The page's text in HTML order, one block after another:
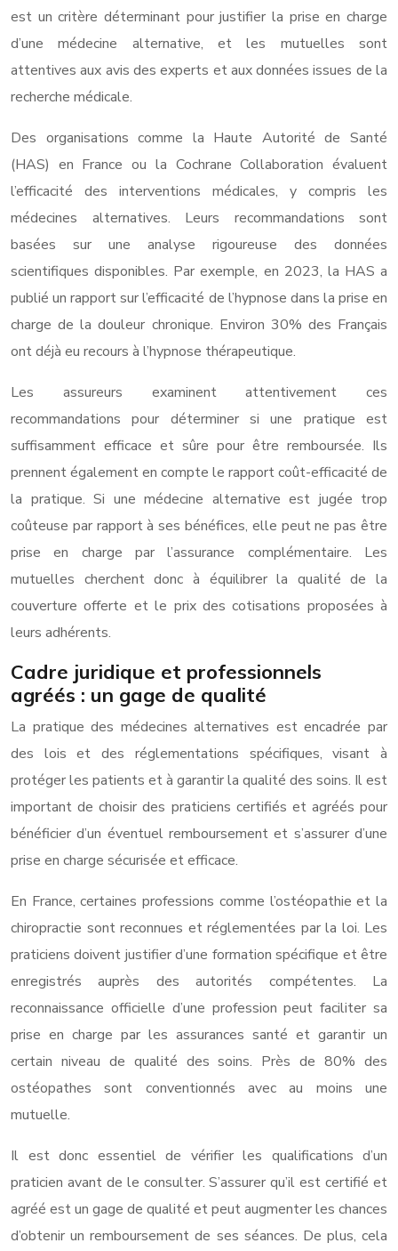
est un critère déterminant pour justifier la prise en charge
d’une médecine alternative, et les mutuelles sont
attentives aux avis des experts et aux données issues de la
recherche médicale.
Des organisations comme la Haute Autorité de Santé
(HAS) en France ou la Cochrane Collaboration évaluent
l’efficacité des interventions médicales, y compris les
médecines alternatives. Leurs recommandations sont
basées sur une analyse rigoureuse des données
scientifiques disponibles. Par exemple, en 2023, la HAS a
publié un rapport sur l’efficacité de l’hypnose dans la prise en
charge de la douleur chronique. Environ 30% des Français
ont déjà eu recours à l’hypnose thérapeutique.
Les assureurs examinent attentivement ces
recommandations pour déterminer si une pratique est
suffisamment efficace et sûre pour être remboursée. Ils
prennent également en compte le rapport coût-efficacité de
la pratique. Si une médecine alternative est jugée trop
coûteuse par rapport à ses bénéfices, elle peut ne pas être
prise en charge par l’assurance complémentaire. Les
mutuelles cherchent donc à équilibrer la qualité de la
couverture offerte et le prix des cotisations proposées à
leurs adhérents.
Cadre juridique et professionnels
agréés : un gage de qualité
La pratique des médecines alternatives est encadrée par
des lois et des réglementations spécifiques, visant à
protéger les patients et à garantir la qualité des soins. Il est
important de choisir des praticiens certifiés et agréés pour
bénéficier d’un éventuel remboursement et s’assurer d’une
prise en charge sécurisée et efficace.
En France, certaines professions comme l’ostéopathie et la
chiropractie sont reconnues et réglementées par la loi. Les
praticiens doivent justifier d’une formation spécifique et être
enregistrés auprès des autorités compétentes. La
reconnaissance officielle d’une profession peut faciliter sa
prise en charge par les assurances santé et garantir un
certain niveau de qualité des soins. Près de 80% des
ostéopathes sont conventionnés avec au moins une
mutuelle.
Il est donc essentiel de vérifier les qualifications d’un
praticien avant de le consulter. S’assurer qu’il est certifié et
agréé est un gage de qualité et peut augmenter les chances
d’obtenir un remboursement de ses séances. De plus, cela